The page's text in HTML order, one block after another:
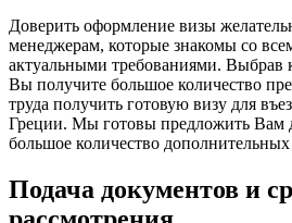
Доверить оформление визы
менеджерам, которые знакомы со
актуальными требованиями.
Вы получите большое количество
труда получить готовую визу для
Греции. Мы готовы предложить Вам
большое количество дополнительных
Подача документов и